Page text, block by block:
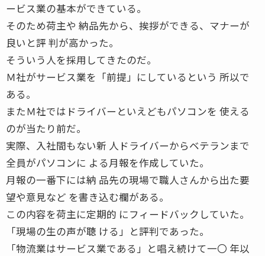
ービス業の基本ができている。
そのため荷主や 納品先から、挨拶ができる、マナーが
良いと評 判が高かった。
そういう人を採用してきたのだ。
Ｍ社がサービス業を「前提」にしているという 所以で
ある。
またＭ社ではドライバーといえどもパソコンを 使える
のが当たり前だ。
実際、入社間もない新 人ドライバーからベテランまで
全員がパソコンに よる月報を作成していた。
月報の一番下には納 品先の現場で職人さんから出た要
望や意見など を書き込む欄がある。
この内容を荷主に定期的 にフィードバックしていた。
「現場の生の声が聴 ける」と評判であった。
「物流業はサービス業である」と唱え続けて一〇 年以